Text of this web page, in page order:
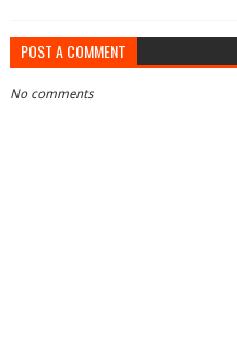
POST A COMMENT
No comments